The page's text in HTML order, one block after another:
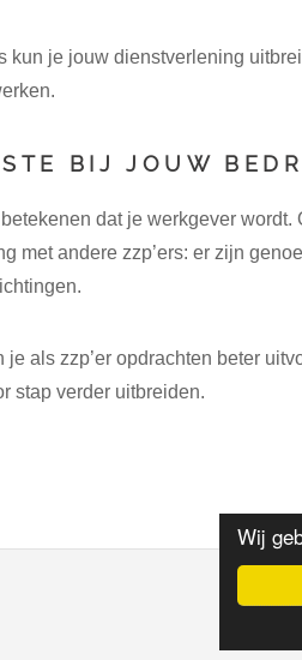
Wij
kun je jouw dienstverlening
BIJ JOUW
dat je werkgever wordt.
met andere zzp’ers: er zijn
als zzp’er opdrachten beter
stap verder uitbreiden.